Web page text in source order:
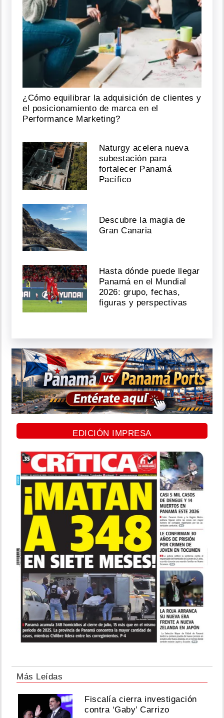
¿Cómo equilibrar la adquisición de clientes y
el posicionamiento de marca en el
Performance Marketing?
Naturgy acelera nueva
subestación para
fortalecer Panamá
Pacífico
Descubre la magia de
Gran Canaria
Hasta dónde puede llegar
Panamá en el Mundial
2026: grupo, fechas,
figuras y perspectivas
EDICIÓN IMPRESA
Más Leídas
Fiscalía cierra investigación
contra ‘Gaby’ Carrizo